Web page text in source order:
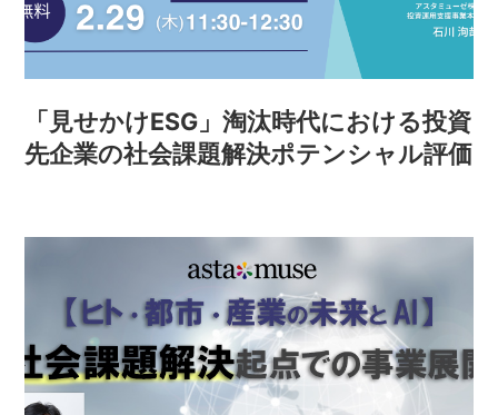
「見せかけESG」淘汰時代における投資
先企業の社会課題解決ポテンシャル評価